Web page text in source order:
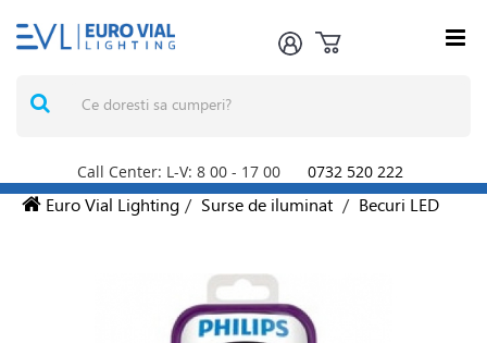
Call Center: L-V: 8 00 - 17 00 0732 520 222
Euro Vial Lighting / Surse de iluminat / Becuri LED